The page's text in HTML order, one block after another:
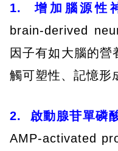
1. 增加腦源性
brain-derived
因子有如大腦的營
觸可塑性、記憶形
2. 啟動腺苷單磷
AMP-activated